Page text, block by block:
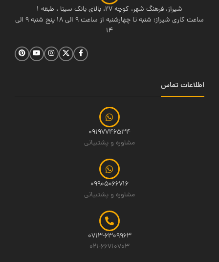
شیراز، فرهنگ شهر، کوچه 27، بالای بانک سینا ، طبقه 1
ساعت کاری شیراز: شنبه تا چهارشنبه از ساعت 9 الی 18 پنج شنبه 9 الی
14
اطلاعات تماس
09197746534
مشاوره و پشتیبانی
09905066716
مشاوره و پشتیبانی
0713-6309963
021-66710703